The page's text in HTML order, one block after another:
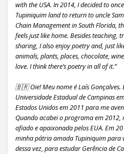
with the USA. In 2014, I decided to
Tupiniquim land to return to uncle
Chain Management in South Florida,
feels just like home. Besides teaching,
sharing, I also enjoy poetry and, just
animals, plants, places, chocolate,
love. I think there’s poetry in all of it.”
🇧🇷 Oie! Meu nome é Laís Gonçalves.
Universidade Estadual de Campinas
Estados Unidos em 2011 para me
Quando acabei o programa em 2012,
afiado e apaixonada pelos EUA. Em
minha pátria amada Tupiniquim para
dessa vez, para estudar Gerência de